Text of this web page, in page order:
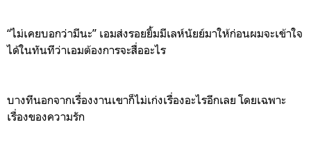
“ไม่เคยบอกว่ามีนะ” เอมส่งรอยยิ้มมีเลห์นัยย์มาให้ก่อนผมจะเข้าใจ
ได้ในทันทีว่าเอมต้องการจะสื่ออะไร
บางทีนอกจากเรื่องงานเขาก็ไม่เก่งเรื่องอะไรอีกเลย โดยเฉพาะ
เรื่องของความรัก